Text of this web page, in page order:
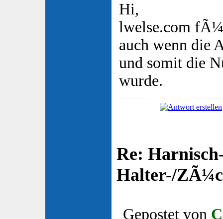
Hi,
lwelse.com
auch wenn die
und somit die
wurde.
Re:
Halter-/
Gepostet von